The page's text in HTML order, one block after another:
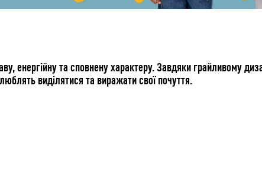
енергійну та сповнену характеру. Завдяки грайливому
виділятися та виражати свої почуття.